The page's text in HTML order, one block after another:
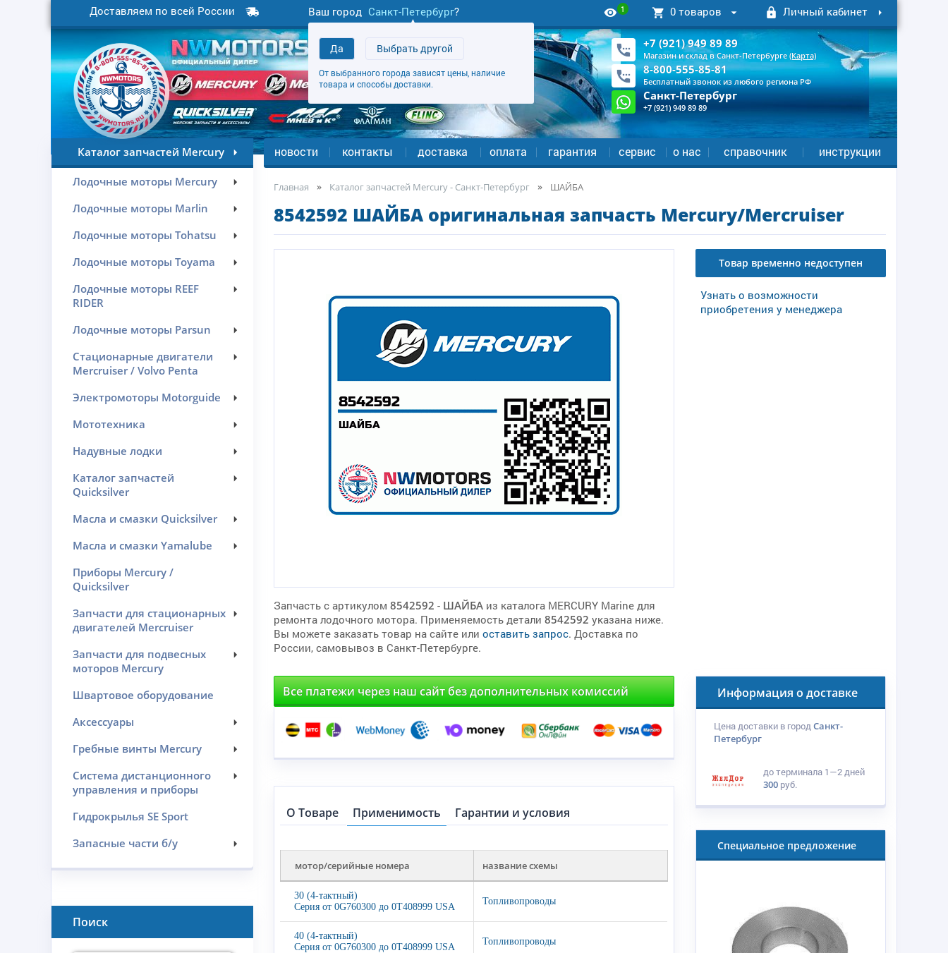
Доставляем по всей России Ваш город Санкт-Петербург?
Да Выбрать другой
От выбранного города зависят цены, наличие
товара и способы доставки.
1 0 товаров Личный кабинет
+7 (921) 949 89 89
Магазин и склад в Санкт-Петербурге (Карта)
8-800-555-85-81
Бесплатный звонок из любого региона РФ
Санкт-Петербург
+7 (921) 949 89 89
Каталог запчастей Mercury
Лодочные моторы Mercury
Лодочные моторы Marlin
Лодочные моторы Tohatsu
Лодочные моторы Toyama
Лодочные моторы REEF
RIDER
Лодочные моторы Parsun
Стационарные двигатели
Mercruiser / Volvo Penta
Электромоторы Motorguide
Мототехника
Надувные лодки
Каталог запчастей
Quicksilver
Масла и смазки Quicksilver
Масла и смазки Yamalube
Приборы Mercury /
Quicksilver
Запчасти для стационарных
двигателей Mercruiser
Запчасти для подвесных
моторов Mercury
Швартовое оборудование
Аксессуары
Гребные винты Mercury
Система дистанционного
управления и приборы
Гидрокрылья SE Sport
Запасные части б/у
Поиск
новости контакты доставка оплата гарантия сервис о нас справочник инструкции
Главная Каталог запчастей Mercury - Санкт-Петербург ШАЙБА
8542592 ШАЙБА оригинальная запчасть Mercury/Mercruiser
Запчасть с артикулом 8542592 - ШАЙБА из каталога MERCURY Marine для
ремонта лодочного мотора. Применяемость детали 8542592 указана ниже.
Вы можете заказать товар на сайте или оставить запрос. Доставка по
России, самовывоз в Санкт-Петербурге.
Товар временно недоступен
Узнать о возможности
приобретения у менеджера
Все платежи через наш сайт без дополнительных комиссий
О Товаре Применимость Гарантии и условия
мотор/серийные номера название схемы
30 (4-тактный)
Серия от 0G760300 до 0T408999 USA
Топливопроводы
40 (4-тактный)
Серия от 0G760300 до 0T408999 USA
Топливопроводы
Информация о доставке
Цена доставки в городСанкт-
Петербург
до терминала 1—2 дней
300 руб.
Специальное предложение